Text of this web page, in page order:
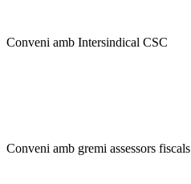
Conveni amb Intersindical CSC
Conveni amb gremi assessors fiscals